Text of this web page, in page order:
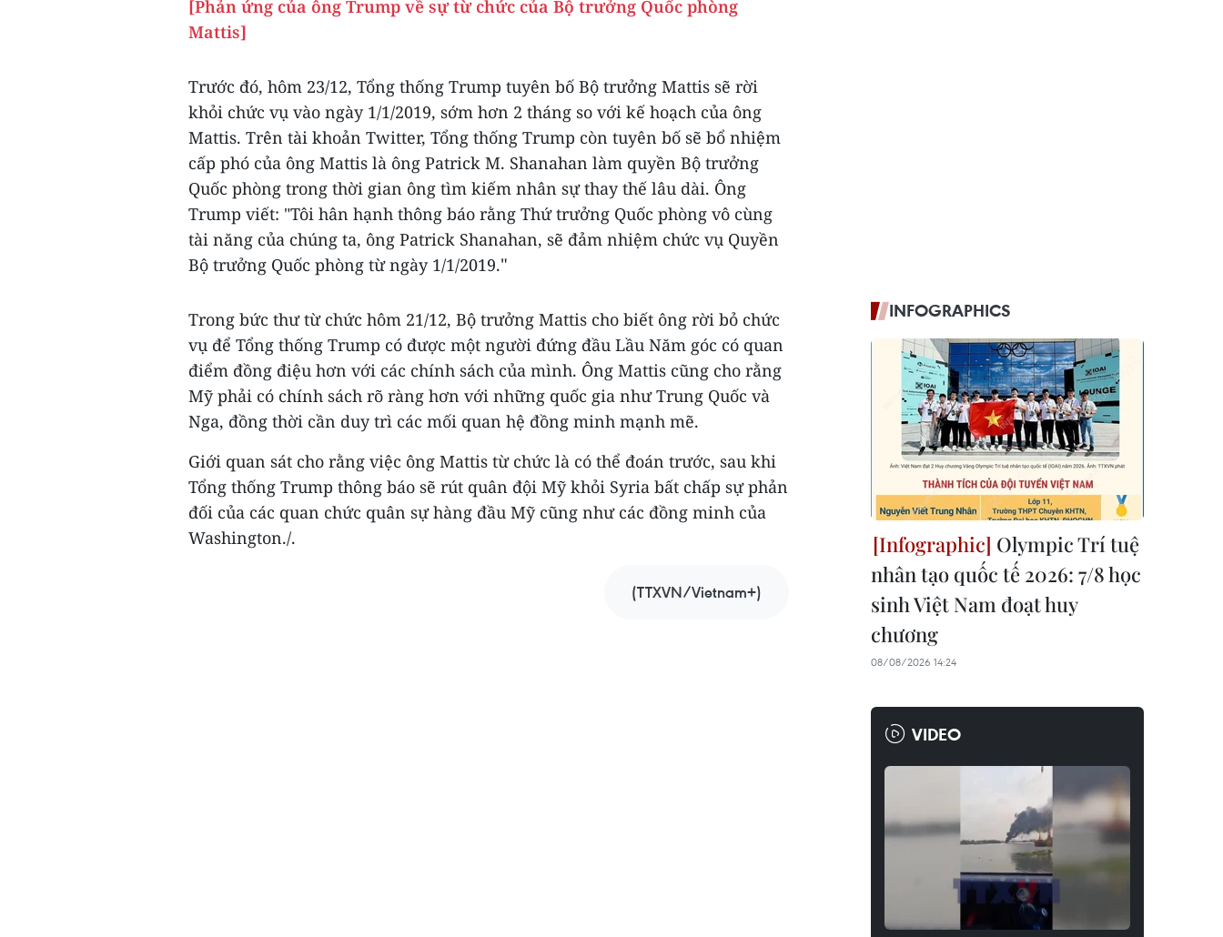
[Phản ứng của ông Trump về sự từ chức của Bộ trưởng Quốc phòng
Mattis]
Trước đó, hôm 23/12, Tổng thống Trump tuyên bố Bộ trưởng Mattis sẽ rời
khỏi chức vụ vào ngày 1/1/2019, sớm hơn 2 tháng so với kế hoạch của ông
Mattis. Trên tài khoản Twitter, Tổng thống Trump còn tuyên bố sẽ bổ nhiệm
cấp phó của ông Mattis là ông Patrick M. Shanahan làm quyền Bộ trưởng
Quốc phòng trong thời gian ông tìm kiếm nhân sự thay thế lâu dài. Ông
Trump viết: "Tôi hân hạnh thông báo rằng Thứ trưởng Quốc phòng vô cùng
tài năng của chúng ta, ông Patrick Shanahan, sẽ đảm nhiệm chức vụ Quyền
Bộ trưởng Quốc phòng từ ngày 1/1/2019."
Trong bức thư từ chức hôm 21/12, Bộ trưởng Mattis cho biết ông rời bỏ chức
vụ để Tổng thống Trump có được một người đứng đầu Lầu Năm góc có quan
điểm đồng điệu hơn với các chính sách của mình. Ông Mattis cũng cho rằng
Mỹ phải có chính sách rõ ràng hơn với những quốc gia như Trung Quốc và
Nga, đồng thời cần duy trì các mối quan hệ đồng minh mạnh mẽ.
Giới quan sát cho rằng việc ông Mattis từ chức là có thể đoán trước, sau khi
Tổng thống Trump thông báo sẽ rút quân đội Mỹ khỏi Syria bất chấp sự phản
đối của các quan chức quân sự hàng đầu Mỹ cũng như các đồng minh của
Washington./.
(TTXVN/Vietnam+)
INFOGRAPHICS
Olympic Trí tuệ
nhân tạo quốc tế 2026: 7/8 học
sinh Việt Nam đoạt huy
chương
08/08/2026 14:24
VIDEO